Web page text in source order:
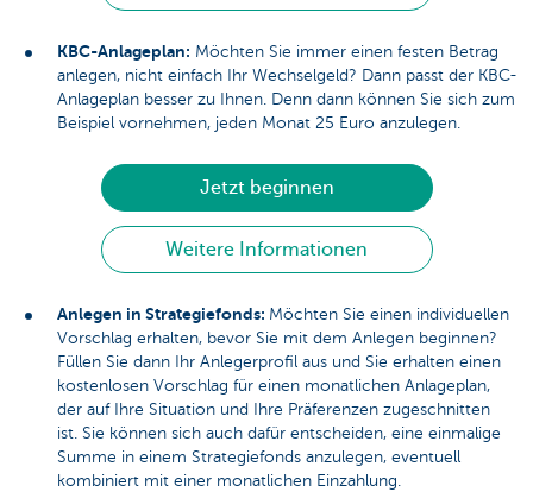
KBC-Anlageplan: Möchten Sie immer einen festen Betrag
anlegen, nicht einfach Ihr Wechselgeld? Dann passt der KBC-
Anlageplan besser zu Ihnen. Denn dann können Sie sich zum
Beispiel vornehmen, jeden Monat 25 Euro anzulegen.
Jetzt beginnen
Weitere Informationen
Anlegen in Strategiefonds: Möchten Sie einen individuellen
Vorschlag erhalten, bevor Sie mit dem Anlegen beginnen?
Füllen Sie dann Ihr Anlegerprofil aus und Sie erhalten einen
kostenlosen Vorschlag für einen monatlichen Anlageplan,
der auf Ihre Situation und Ihre Präferenzen zugeschnitten
ist. Sie können sich auch dafür entscheiden, eine einmalige
Summe in einem Strategiefonds anzulegen, eventuell
kombiniert mit einer monatlichen Einzahlung.